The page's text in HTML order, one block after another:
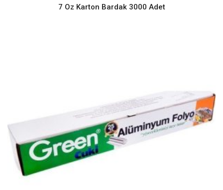
7 Oz Karton Bardak 3000 Adet